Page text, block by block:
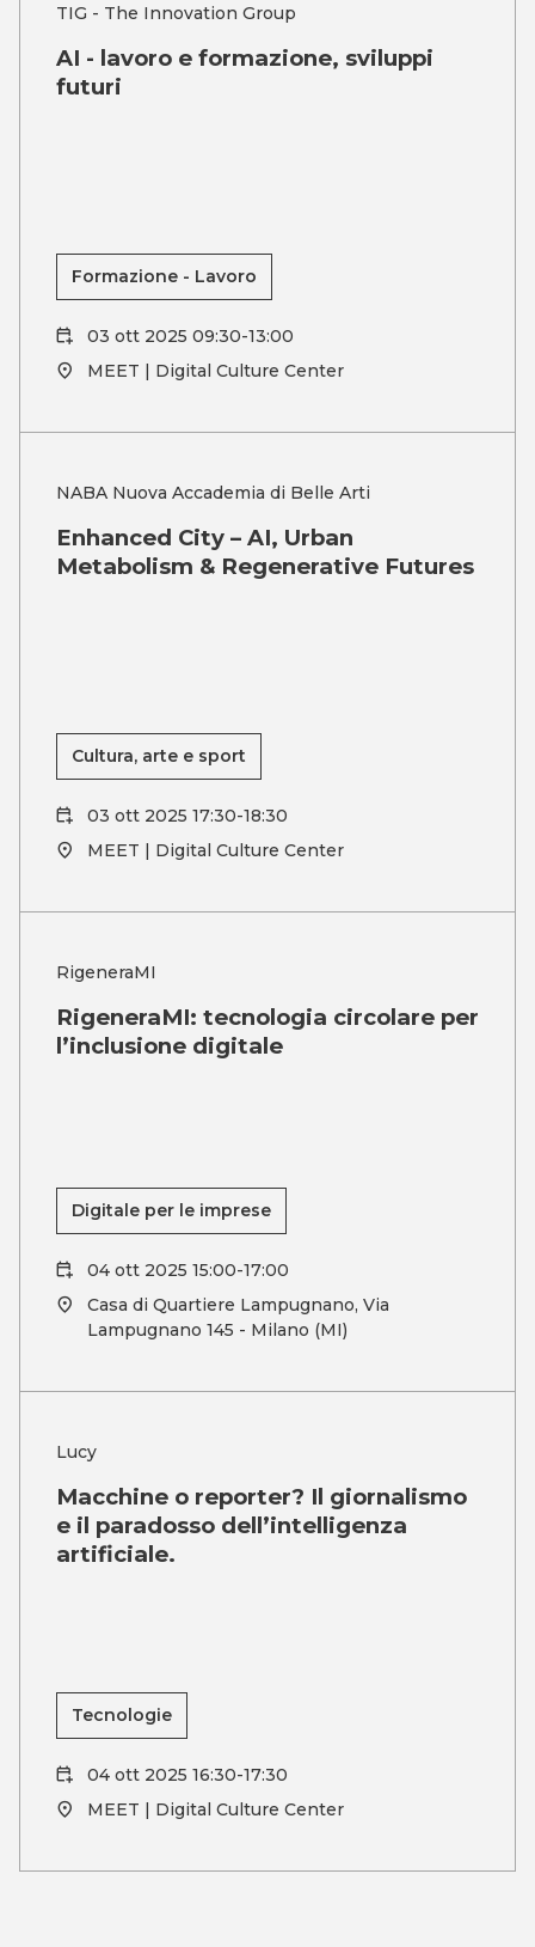
TIG - The Innovation Group
AI - lavoro e formazione, sviluppi
futuri
Formazione - Lavoro
03 ott 2025 09:30-13:00
MEET | Digital Culture Center
NABA Nuova Accademia di Belle Arti
Enhanced City – AI, Urban
Metabolism & Regenerative Futures
Cultura, arte e sport
03 ott 2025 17:30-18:30
MEET | Digital Culture Center
RigeneraMI
RigeneraMI: tecnologia circolare per
l’inclusione digitale
Digitale per le imprese
04 ott 2025 15:00-17:00
Casa di Quartiere Lampugnano, Via
Lampugnano 145 - Milano (MI)
Lucy
Macchine o reporter? Il giornalismo
e il paradosso dell’intelligenza
artificiale.
Tecnologie
04 ott 2025 16:30-17:30
MEET | Digital Culture Center